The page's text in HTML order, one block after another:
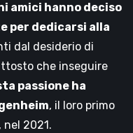
amici hanno deciso
per dedicarsi alla
dal desiderio di
che inseguire
passione ha
, il loro primo
2021.